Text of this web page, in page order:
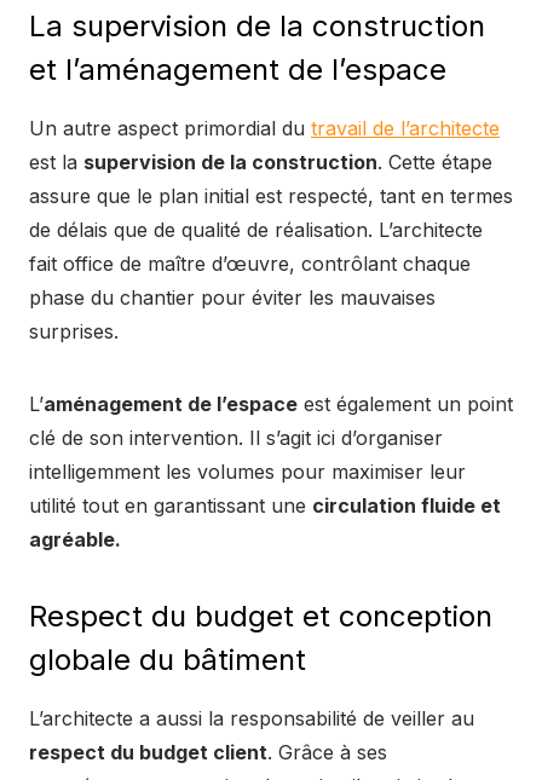
La supervision de la construction
et l’aménagement de l’espace
Un autre aspect primordial du travail de l’architecte
est la supervision de la construction. Cette étape
assure que le plan initial est respecté, tant en termes
de délais que de qualité de réalisation. L’architecte
fait office de maître d’œuvre, contrôlant chaque
phase du chantier pour éviter les mauvaises
surprises.
L’aménagement de l’espace est également un point
clé de son intervention. Il s’agit ici d’organiser
intelligemment les volumes pour maximiser leur
utilité tout en garantissant une circulation fluide et
agréable.
Respect du budget et conception
globale du bâtiment
L’architecte a aussi la responsabilité de veiller au
respect du budget client. Grâce à ses